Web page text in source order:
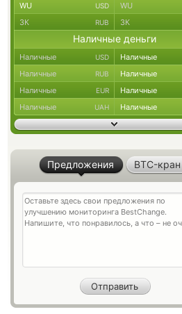
WU USD WU
ЗК RUB ЗК
Наличные деньги
Наличные USD Наличные
Наличные RUB Наличные
Наличные EUR Наличные
Наличные UAH Наличные
Предложения BTC-кран